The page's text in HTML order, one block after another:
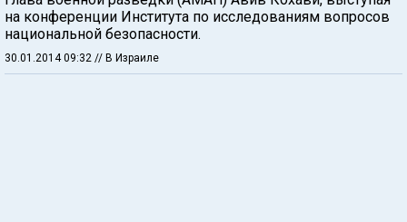
на конференции Института по исследованиям вопросов
национальной безопасности.
30.01.2014 09:32 // В Израиле